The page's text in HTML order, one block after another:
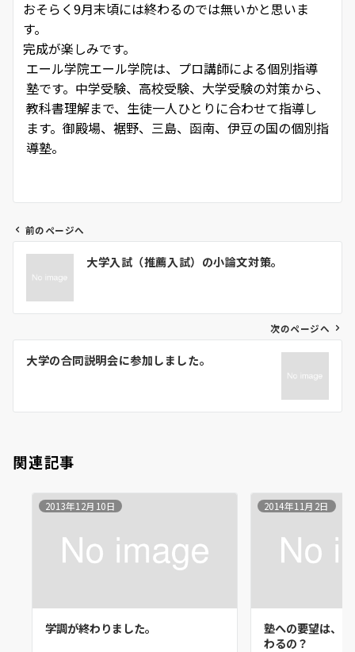
おそらく9月末頃には終わるのでは無いかと思いま
す。
完成が楽しみです。
エール学院エール学院は、プロ講師による個別指導
塾です。中学受験、高校受験、大学受験の対策から、
教科書理解まで、生徒一人ひとりに合わせて指導し
ます。御殿場、裾野、三島、函南、伊豆の国の個別指
導塾。
ビ
ン
前のページへ
大学入試（推薦入試）の小論文対策。
次のページへ
大学の合同説明会に参加しました。
関連記事
2013年12月10日
学調が終わりました。
2014年11月2日
塾への要望は、
わるの？